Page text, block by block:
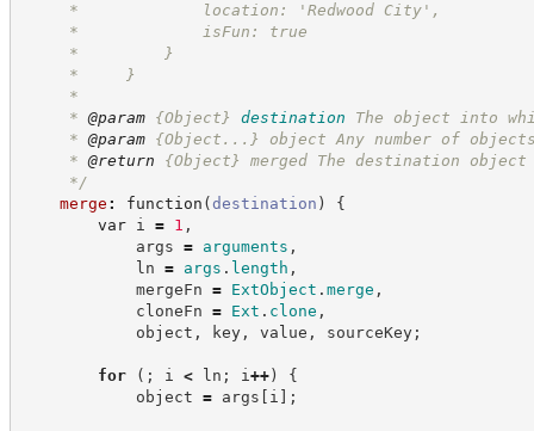
*             location: 'Redwood City',
*             isFun: true
*         }
*     }
*
* @param {Object} destination
The object into
* @param {Object...} object Any number of
* @return {Object}
merged The destination
*/
merge : function (destination )
{
var i = 1 ,
args = arguments ,
ln = args . length ,
mergeFn = ExtObject .merge ,
cloneFn = Ext . clone ,
object , key , value , sourceKey ;
for ( ; i < ln ; i++)
{
object = args [ i ] ;